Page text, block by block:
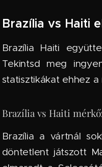
Brazília vs Haiti
Brazília Haiti
Tekintsd meg
statisztikákat ehhez
Brazília vs Haiti
Brazília a vártnál
döntetlent játszott